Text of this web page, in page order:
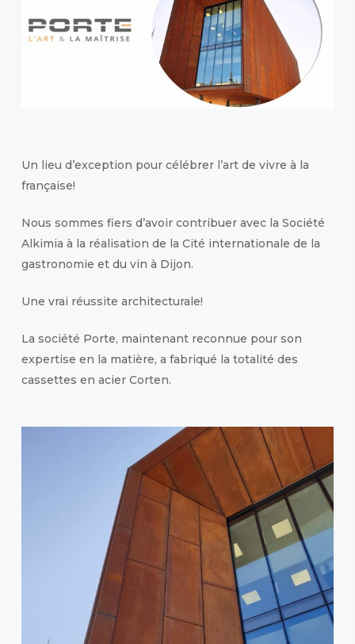
Un lieu d’exception pour célébrer l’art de vivre à la
française!
Nous sommes fiers d’avoir contribuer avec la Société
Alkimia à la réalisation de la Cité internationale de la
gastronomie et du vin à Dijon.
Une vrai réussite architecturale!
La société Porte, maintenant reconnue pour son
expertise en la matière, a fabriqué la totalité des
cassettes en acier Corten.